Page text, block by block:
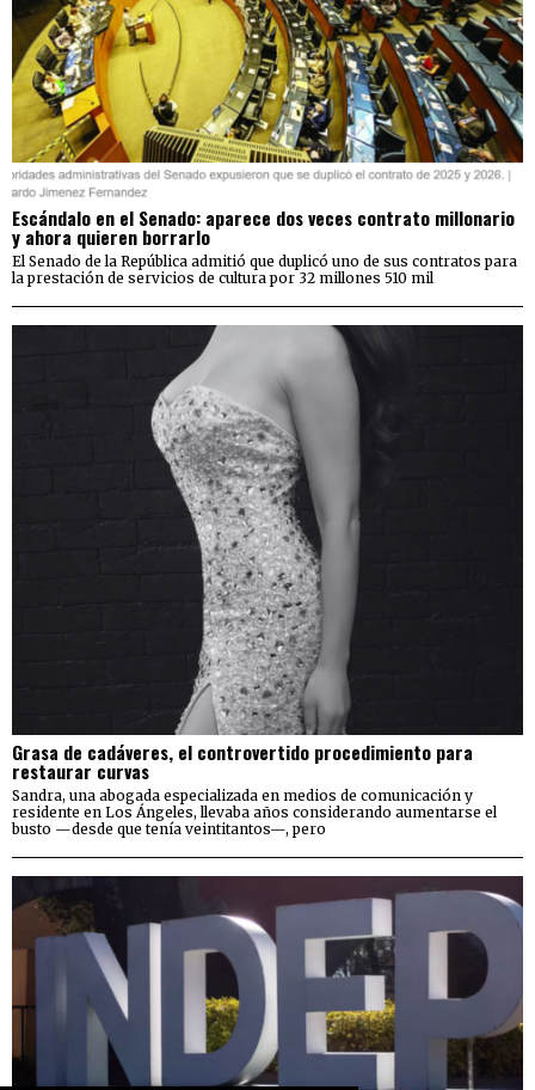
Escándalo en el Senado: aparece dos veces contrato millonario
y ahora quieren borrarlo
El Senado de la República admitió que duplicó uno de sus contratos para
la prestación de servicios de cultura por 32 millones 510 mil
Grasa de cadáveres, el controvertido procedimiento para
restaurar curvas
Sandra, una abogada especializada en medios de comunicación y
residente en Los Ángeles, llevaba años considerando aumentarse el
busto —desde que tenía veintitantos—, pero